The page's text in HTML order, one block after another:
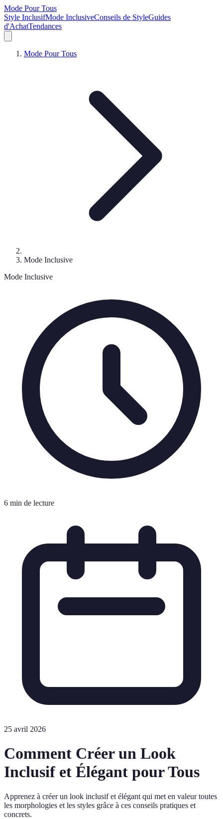
Mode Pour Tous
Style InclusifMode InclusiveConseils de StyleGuides
d'AchatTendances
Mode Pour Tous
Mode Inclusive
Mode Inclusive
6 min de lecture
25 avril 2026
Comment Créer un Look
Inclusif et Élégant pour Tous
Apprenez à créer un look inclusif et élégant qui met en valeur toutes
les morphologies et les styles grâce à ces conseils pratiques et
concrets.